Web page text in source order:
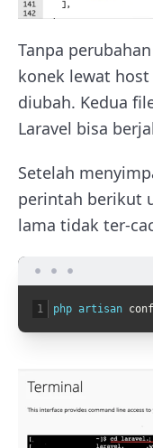
Tanpa
konek lewat
diubah. Kedua
Laravel bisa
Setelah
perintah berikut
lama tidak ter-
1 php artisan